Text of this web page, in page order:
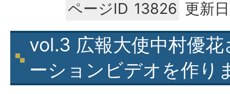
ページID 13826 更新
vol.3 広報大使中村優
ーションビデオを作り